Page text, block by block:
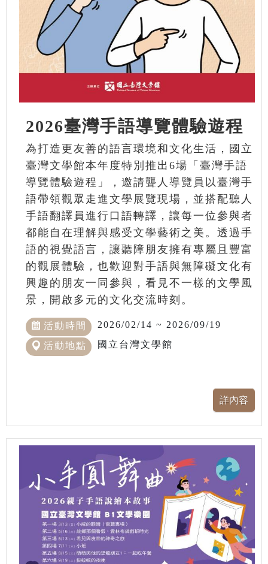
2026臺灣手語導覽體驗遊程
為打造更友善的語言環境和文化生活，國立
臺灣文學館本年度特別推出6場「臺灣手語
導覽體驗遊程」，邀請聾人導覽員以臺灣手
語帶領觀眾走進文學展覽現場，並搭配聽人
手語翻譯員進行口語轉譯，讓每一位參與者
都能自在理解與感受文學藝術之美。透過手
語的視覺語言，讓聽障朋友擁有專屬且豐富
的觀展體驗，也歡迎對手語與無障礙文化有
興趣的朋友一同參與，看見不一樣的文學風
景，開啟多元的文化交流時刻。
活動時間 2026/02/14 ~ 2026/09/19
活動地點 國立台灣文學館